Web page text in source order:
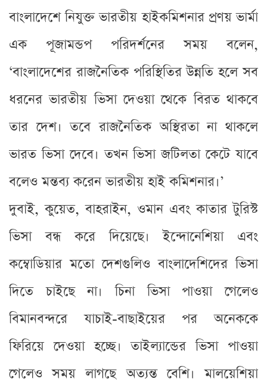
বাংলাদেশে নিযুক্ত ভারতীয় হাইকমিশনার প্রণয় ভার্মা
এক পূজামন্ডপ পরিদর্শনের সময় বলেন,
‘বাংলাদেশের রাজনৈতিক পরিস্থিতির উন্নতি হলে সব
ধরনের ভারতীয় ভিসা দেওয়া থেকে বিরত থাকবে
তার দেশ। তবে রাজনৈতিক অস্থিরতা না থাকলে
ভারত ভিসা দেবে। তখন ভিসা জটিলতা কেটে যাবে
বলেও মন্তব্য করেন ভারতীয় হাই কমিশনার।’
দুবাই, কুয়েত, বাহরাইন, ওমান এবং কাতার টুরিস্ট
ভিসা বন্ধ করে দিয়েছে। ইন্দোনেশিয়া এবং
কম্বোডিয়ার মতো দেশগুলিও বাংলাদেশিদের ভিসা
দিতে চাইছে না। চিনা ভিসা পাওয়া গেলেও
বিমানবন্দরে যাচাই-বাছাইয়ের পর অনেককে
ফিরিয়ে দেওয়া হচ্ছে। তাইল্যান্ডের ভিসা পাওয়া
গেলেও সময় লাগছে অত্যন্ত বেশি। মালয়েশিয়া